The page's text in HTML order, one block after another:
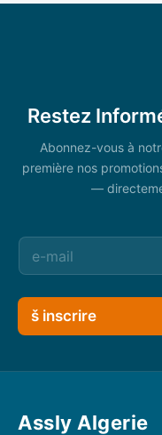
Restez
Abonnez-vous à
première nos
—
š inscrire
Assly Algerie